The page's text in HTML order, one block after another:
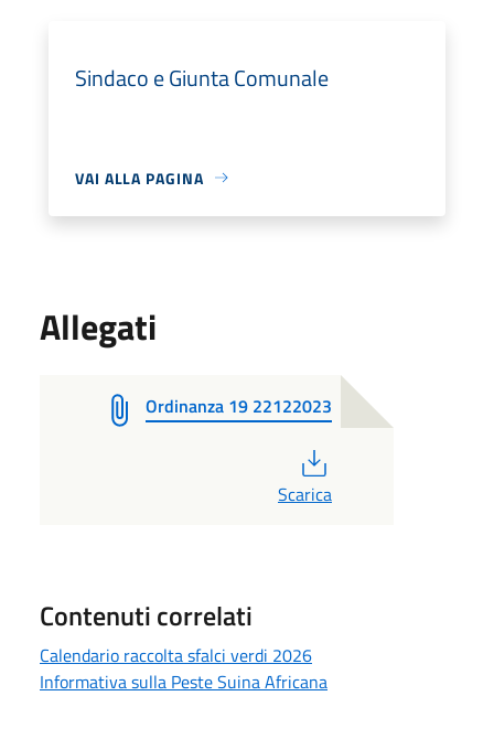
Sindaco e Giunta Comunale
VAI ALLA PAGINA
Allegati
Ordinanza 19 22122023
Scarica
Contenuti correlati
Calendario raccolta sfalci verdi 2026
Informativa sulla Peste Suina Africana